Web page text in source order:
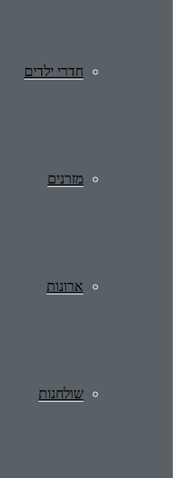
חדרי ילדים
מזרנים
ארונות
שולחנות